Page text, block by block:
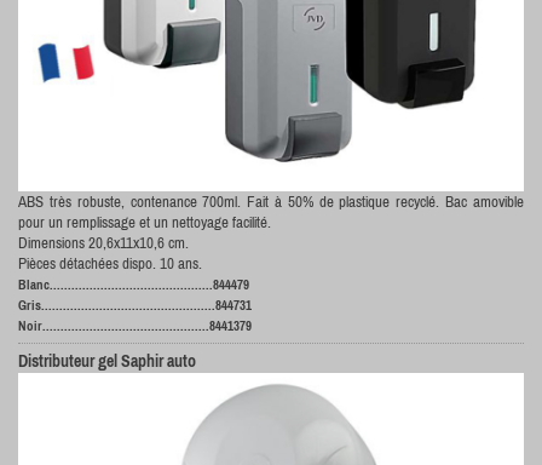
ABS très robuste, contenance 700ml. Fait à 50% de plastique recyclé. Bac amovible
pour un remplissage et un nettoyage facilité.
Dimensions 20,6x11x10,6 cm.
Pièces détachées dispo. 10 ans.
Blanc.............................................844479
Gris................................................844731
Noir..............................................8441379
Distributeur gel Saphir auto